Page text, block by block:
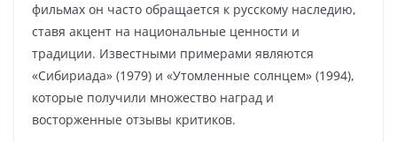
фильмах он часто обращается к русскому наследию,
ставя акцент на национальные ценности и
традиции. Известными примерами являются
«Сибириада» (1979) и «Утомленные солнцем» (1994),
которые получили множество наград и
восторженные отзывы критиков.